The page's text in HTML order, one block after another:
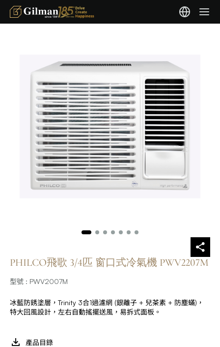
PHILCO飛歌 3/4匹 窗口式冷氣機 PWV2207M
型號 : PWV2007M
冰藍防銹塗層，Trinity 3合1過濾網 (銀離子 + 兒茶素 + 防塵蟎)，
特大回風設計，左右自動搖擺送風，易拆式面板。
產品目錄